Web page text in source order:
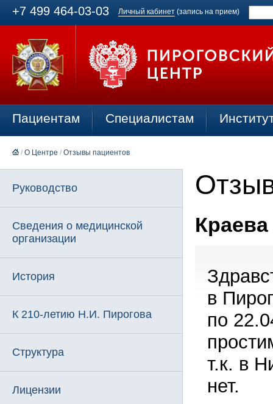
+7 499 464-03-03 Личный кабинет (запись на прием)
Пациентам Специалистам
/ О Центре / Отзывы пациентов
Руководство
Сведения о медицинской
организации
История
К 210-летию Н.И. Пирогова
Структура
Лицензии
в
по
т.к. в
нет.